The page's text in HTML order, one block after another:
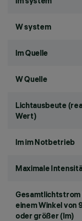
W system
lm Quelle
W Quelle
Lichtausbeute
Wert)
lm im Notbetrieb
Maximale
Gesamtlichtstrom
einem Winkel von
oder größer (lm)